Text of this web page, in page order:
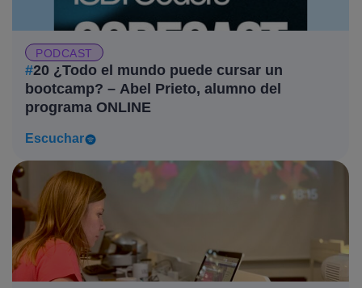
PODCAST
#20 ¿Todo el mundo puede cursar un
bootcamp? – Abel Prieto, alumno del
programa ONLINE
Escuchar